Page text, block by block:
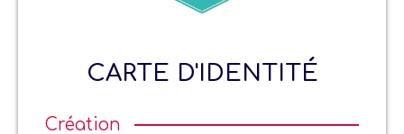
CARTE D'IDENTITÉ
Création